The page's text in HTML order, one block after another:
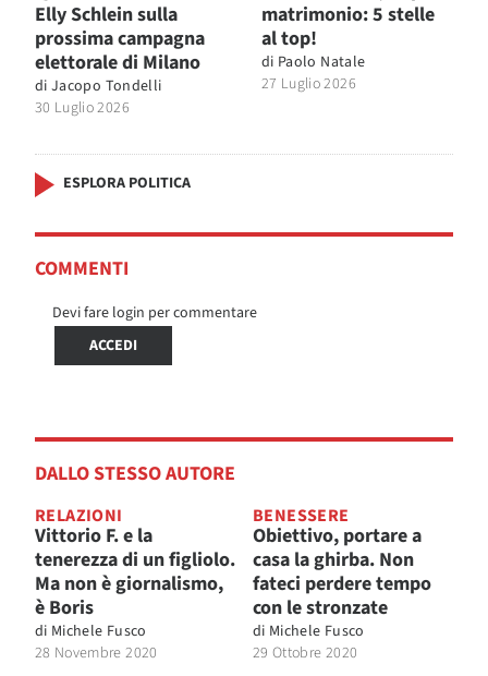
Elly Schlein sulla
prossima campagna
elettorale di Milano
di Jacopo Tondelli
30 Luglio 2026
matrimonio: 5 stelle
al top!
di Paolo Natale
27 Luglio 2026
ESPLORA POLITICA
COMMENTI
Devi fare login per commentare
ACCEDI
DALLO STESSO AUTORE
RELAZIONI
Vittorio F. e la
tenerezza di un figliolo.
Ma non è giornalismo,
è Boris
di Michele Fusco
28 Novembre 2020
BENESSERE
Obiettivo, portare a
casa la ghirba. Non
fateci perdere tempo
con le stronzate
di Michele Fusco
29 Ottobre 2020